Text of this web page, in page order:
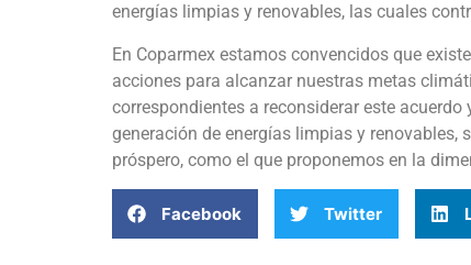
energías limpias y renovables, las cuales
En Coparmex estamos convencidos que
acciones para alcanzar nuestras metas
correspondientes a reconsiderar este
generación de energías limpias y
próspero, como el que proponemos en la
Facebook Twitter